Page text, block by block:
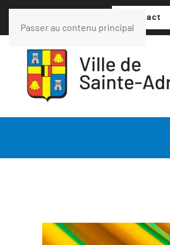
Passer au contenu principal
Contact